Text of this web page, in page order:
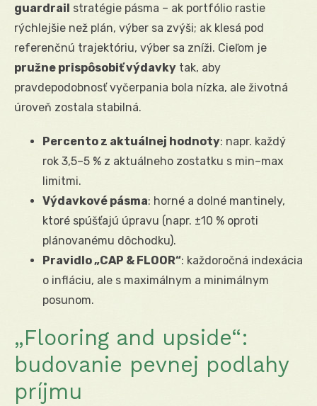
guardrail stratégie pásma – ak portfólio rastie
rýchlejšie než plán, výber sa zvýši; ak klesá pod
referenčnú trajektóriu, výber sa zníži. Cieľom je
pružne prispôsobiť výdavky tak, aby
pravdepodobnosť vyčerpania bola nízka, ale životná
úroveň zostala stabilná.
Percento z aktuálnej hodnoty: napr. každý
rok 3,5–5 % z aktuálneho zostatku s min–max
limitmi.
Výdavkové pásma: horné a dolné mantinely,
ktoré spúšťajú úpravu (napr. ±10 % oproti
plánovanému dôchodku).
Pravidlo „CAP & FLOOR“: každoročná indexácia
o infláciu, ale s maximálnym a minimálnym
posunom.
„Flooring and upside“:
budovanie pevnej podlahy
príjmu